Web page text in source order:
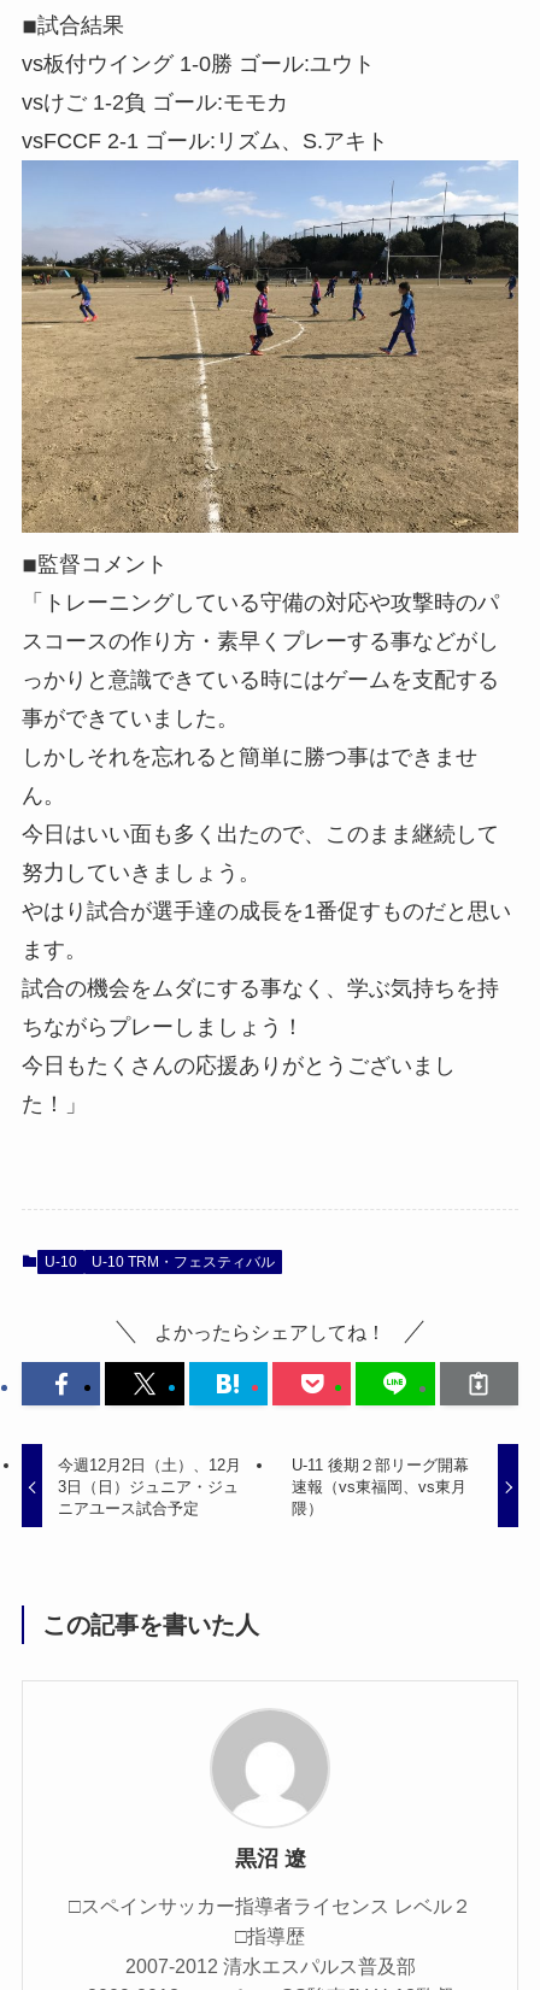
◾︎試合結果
vs板付ウイング 1-0勝 ゴール:ユウト
vsけご 1-2負 ゴール:モモカ
vsFCCF 2-1 ゴール:リズム、S.アキト
◾︎監督コメント
「トレーニングしている守備の対応や攻撃時のパ
スコースの作り方・素早くプレーする事などがし
っかりと意識できている時にはゲームを支配する
事ができていました。
しかしそれを忘れると簡単に勝つ事はできませ
ん。
今日はいい面も多く出たので、このまま継続して
努力していきましょう。
やはり試合が選手達の成長を1番促すものだと思い
ます。
試合の機会をムダにする事なく、学ぶ気持ちを持
ちながらプレーしましょう！
今日もたくさんの応援ありがとうございまし
た！」
U-10 U-10 TRM・フェスティバル
よかったらシェアしてね！
今週12月2日（土）、12月
3日（日）ジュニア・ジュ
ニアユース試合予定
U-11 後期２部リーグ開幕
速報（vs東福岡、vs東月
隈）
この記事を書いた人
黒沼 遼
□スペインサッカー指導者ライセンス レベル２
□指導歴
2007-2012 清水エスパルス普及部